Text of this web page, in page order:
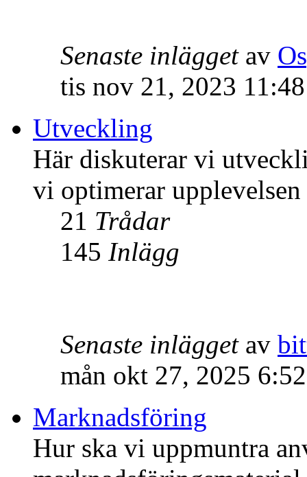
Senaste inläggetav
tis nov 21, 2023
Utveckling
Här diskuterar vi
vi optimerar
21 Trådar
145 Inlägg
Senaste inläggetav
mån okt 27, 2025
Marknadsföring
Hur ska vi uppmuntra